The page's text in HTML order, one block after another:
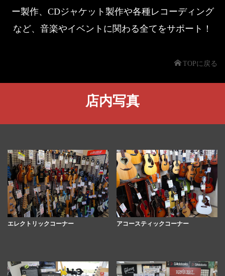
ー製作、CDジャケット製作や各種レコーディング
など、音楽やイベントに関わる全てをサポート！
TOPに戻る
店内写真
エレクトリックコーナー アコースティックコーナー